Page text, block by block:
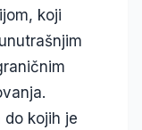
koji
kojih je